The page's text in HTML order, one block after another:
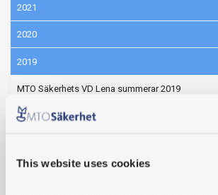
This website uses cookies
2021
2020
2019
MTO Säkerhets VD Lena summerar 2019
Istället för julkort
Välkommen Malin!